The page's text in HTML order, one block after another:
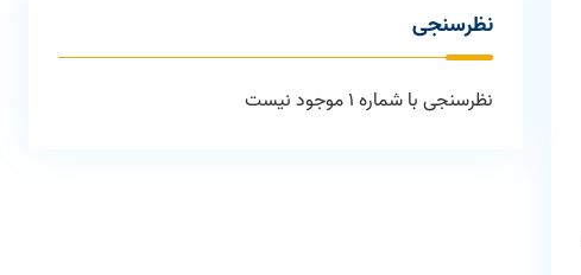
نظرسنجی
نظرسنجی با شماره 1 موجود نیست